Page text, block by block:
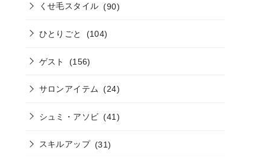
くせ毛スタイル (90)
ひとりごと (104)
ゲスト (156)
サロンアイテム (24)
シュミ・アソビ (41)
スキルアップ (31)